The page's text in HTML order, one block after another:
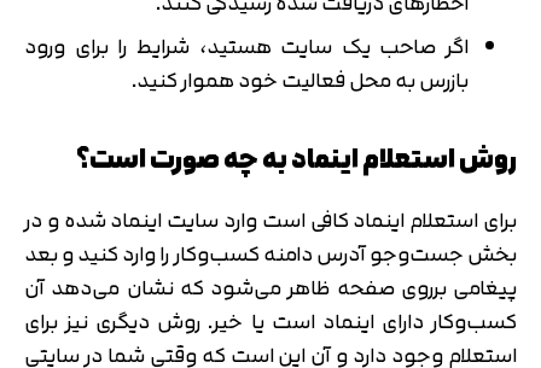
اگر صاحب یک سایت هستید، شرایط را برای ورود
بازرس به محل فعالیت خود هموار کنید.
روش استعلام اینماد به چه صورت است؟
برای استعلام اینماد کافی است وارد سایت اینماد شده و در
بخش جست‌وجو آدرس دامنه کسب‌وکار را وارد کنید و بعد
پیغامی برروی صفحه ظاهر می‌شود که نشان می‌دهد آن
کسب‌وکار دارای اینماد است یا خیر. روش دیگری نیز برای
استعلام وجود دارد و آن این است که وقتی شما در سایتی